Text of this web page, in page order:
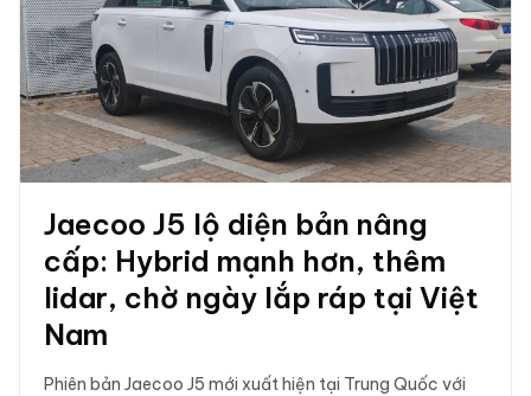
Jaecoo J5 lộ diện bản nâng
cấp: Hybrid mạnh hơn, thêm
lidar, chờ ngày lắp ráp tại Việt
Nam
Phiên bản Jaecoo J5 mới xuất hiện tại Trung Quốc với